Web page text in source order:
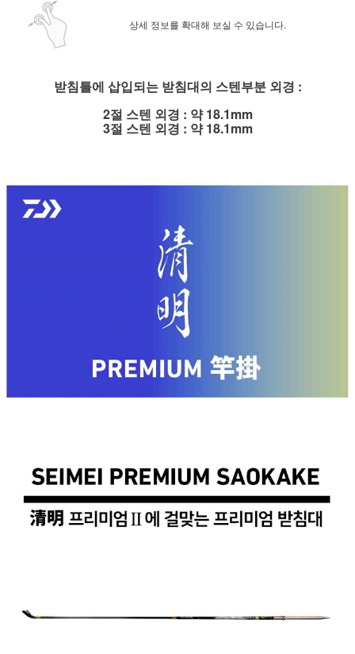
상세 정보를 확대해 보실 수 있습니다.
받침틀에 삽입되는 받침대의 스텐부분 외경 :
2절 스텐 외경 : 약 18.1mm
3절 스텐 외경 : 약 18.1mm